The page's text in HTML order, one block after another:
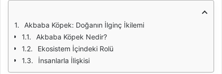
Akbaba Köpek: Doğanın İlginç İkilemi
Akbaba Köpek Nedir?
Ekosistem İçindeki Rolü
İnsanlarla İlişkisi